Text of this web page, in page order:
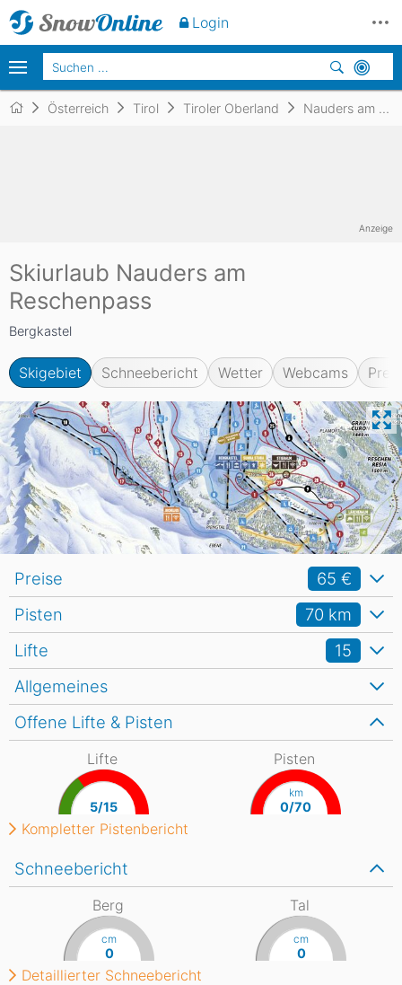
Österreich Tirol Tiroler Oberland Nauders am Reschenpass
Skiurlaub Nauders am
Reschenpass
Bergkastel
Skigebiet Schneebericht Wetter Webcams
Anzeige
Allgemeines
Lifte 15
Pisten 70 km
Schneebericht
Berg
cm
0
Tal
cm
0
Detaillierter Schneebericht
Offene Lifte & Pisten
Lifte
5/15
Pisten
km
0/70
Kompletter Pistenbericht
Preise 65 €
Login